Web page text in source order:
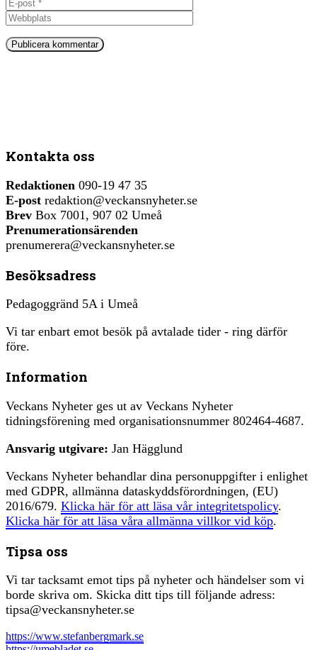
Kontakta oss
Redaktionen 090-19 47 35
E-post redaktion@veckansnyheter.se
Brev Box 7001, 907 02 Umeå
Prenumerationsärenden
prenumerera@veckansnyheter.se
Besöksadress
Pedagoggränd 5A i Umeå
Vi tar enbart emot besök på avtalade tider - ring därför
före.
Information
Veckans Nyheter ges ut av Veckans Nyheter
tidningsförening med organisationsnummer 802464-4687.
Ansvarig utgivare: Jan Hägglund
Veckans Nyheter behandlar dina personuppgifter i enlighet
med GDPR, allmänna dataskyddsförordningen, (EU)
2016/679. Klicka här för att läsa vår integritetspolicy.
Klicka här för att läsa våra allmänna villkor vid köp.
Tipsa oss
Vi tar tacksamt emot tips på nyheter och händelser som vi
borde skriva om. Skicka ditt tips till följande adress:
tipsa@veckansnyheter.se
https://www.stefanbergmark.se